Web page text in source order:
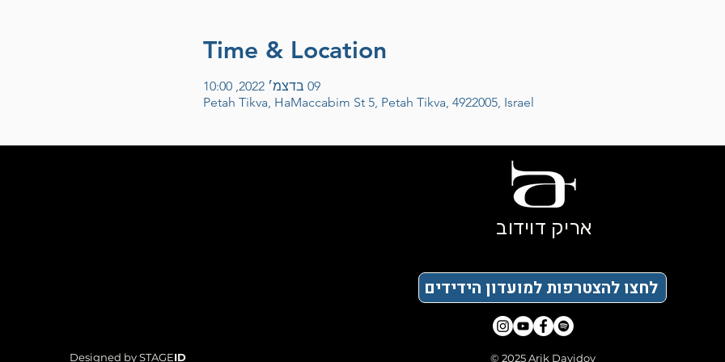
Time & Location
09 בדצמ׳ 2022, 10:00
Petah Tikva, HaMaccabim St 5, Petah Tikva, 4922005, Israel
Designed by STAGEID
אריק דוידוב
לחצו להצטרפות למועדון הידידים
© 2025 Arik Davidov